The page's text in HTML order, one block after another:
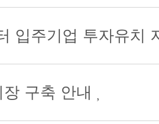
입주기업 투자유치
구축 안내